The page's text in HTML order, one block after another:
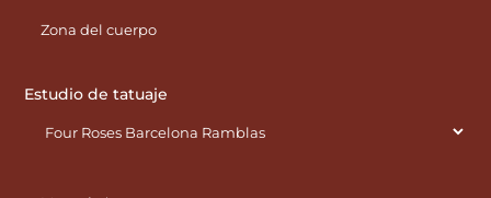
Estudio de tatuaje